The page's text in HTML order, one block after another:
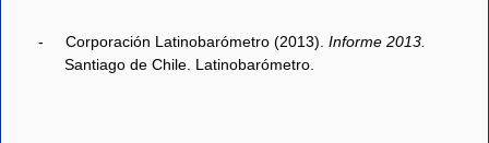
- Corporación Latinobarómetro (2013). Informe 2013.
Santiago de Chile. Latinobarómetro.